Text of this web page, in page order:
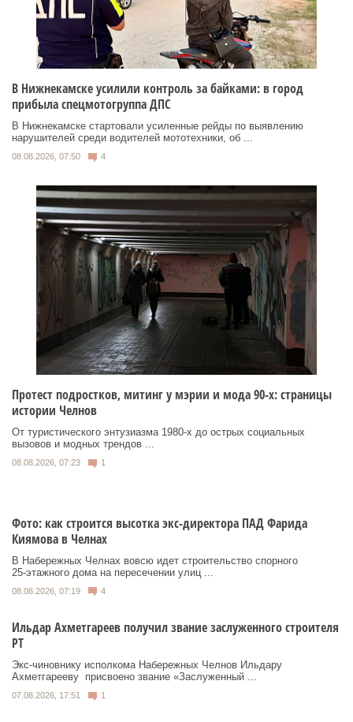
В Нижнекамске усилили контроль за байками: в город
прибыла спецмотогруппа ДПС
В Нижнекамске стартовали усиленные рейды по выявлению
нарушителей среди водителей мототехники, об ...
08.08.2026, 07:50 4
Протест подростков, митинг у мэрии и мода 90-х: страницы
истории Челнов
От туристического энтузиазма 1980‑х до острых социальных
вызовов и модных трендов ...
08.08.2026, 07:23 1
Фото: как строится высотка экс-директора ПАД Фарида
Киямова в Челнах
В Набережных Челнах вовсю идет строительство спорного
25‑этажного дома на пересечении улиц ...
08.08.2026, 07:19 4
Ильдар Ахметгареев получил звание заслуженного строителя
РТ
Экс‑чиновнику исполкома Набережных Челнов Ильдару
Ахметгарееву присвоено звание «Заслуженный ...
07.08.2026, 17:51 1